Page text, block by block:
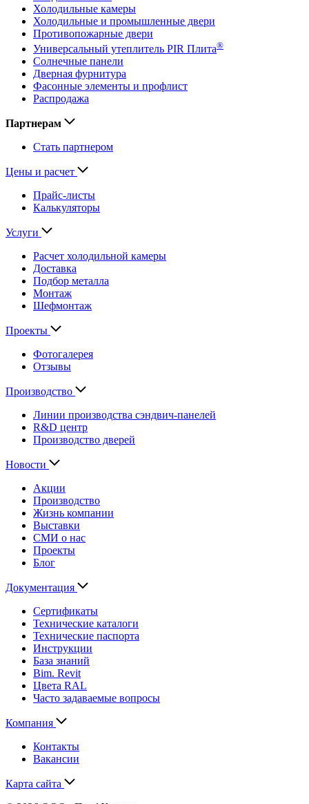
Холодильные камеры
Холодильные и промышленные двери
Противопожарные двери
Универсальный утеплитель PIR Плита®
Солнечные панели
Дверная фурнитура
Фасонные элементы и профлист
Распродажа
Партнерам
Стать партнером
Цены и расчет
Прайс-листы
Калькуляторы
Услуги
Расчет холодильной камеры
Доставка
Подбор металла
Монтаж
Шефмонтаж
Проекты
Фотогалерея
Отзывы
Производство
Линии производства сэндвич-панелей
R&D центр
Производство дверей
Новости
Акции
Производство
Жизнь компании
Выставки
СМИ о нас
Проекты
Блог
Документация
Сертификаты
Технические каталоги
Технические паспорта
Инструкции
База знаний
Bim. Revit
Цвета RAL
Часто задаваемые вопросы
Компания
Контакты
Вакансии
Карта сайта